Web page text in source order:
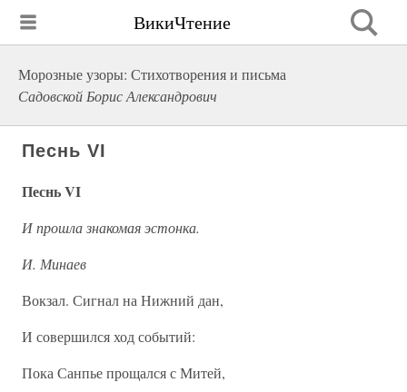
ВикиЧтение
Морозные узоры: Стихотворения и письма
Садовской Борис Александрович
Песнь VI
Песнь VI
И прошла знакомая эстонка.
И. Минаев
Вокзал. Сигнал на Нижний дан,
И совершился ход событий:
Пока Санпье прощался с Митей,